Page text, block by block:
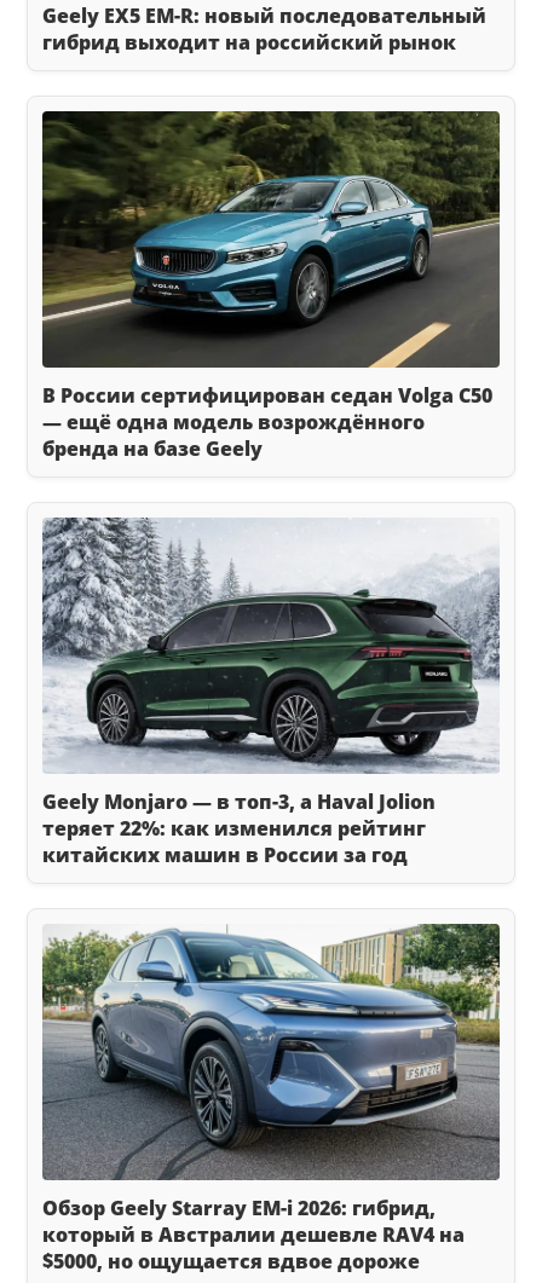
Geely EX5 EM-R: новый последовательный
гибрид выходит на российский рынок
В России сертифицирован седан Volga C50
— ещё одна модель возрождённого
бренда на базе Geely
Geely Monjaro — в топ-3, а Haval Jolion
теряет 22%: как изменился рейтинг
китайских машин в России за год
Обзор Geely Starray EM-i 2026: гибрид,
который в Австралии дешевле RAV4 на
$5000, но ощущается вдвое дороже